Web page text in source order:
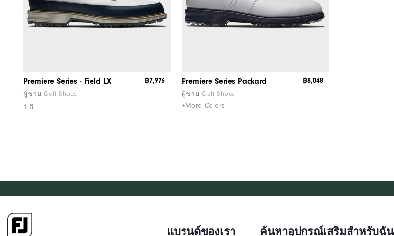
Premiere Series - Field LX
ผู้ชาย Golf Shoes
1 สี
฿7,976 Premiere Series Packard
ผู้ชาย Golf Shoes
+More Colors
฿8,048
แบรนด์ของเรา ค้นหาอุปกรณ์เสริมสำหรับฉัน